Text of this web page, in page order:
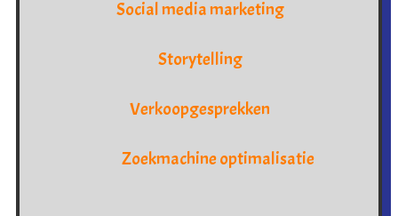
Social media marketing
Storytelling
Verkoopgesprekken
Zoekmachine optimalisatie